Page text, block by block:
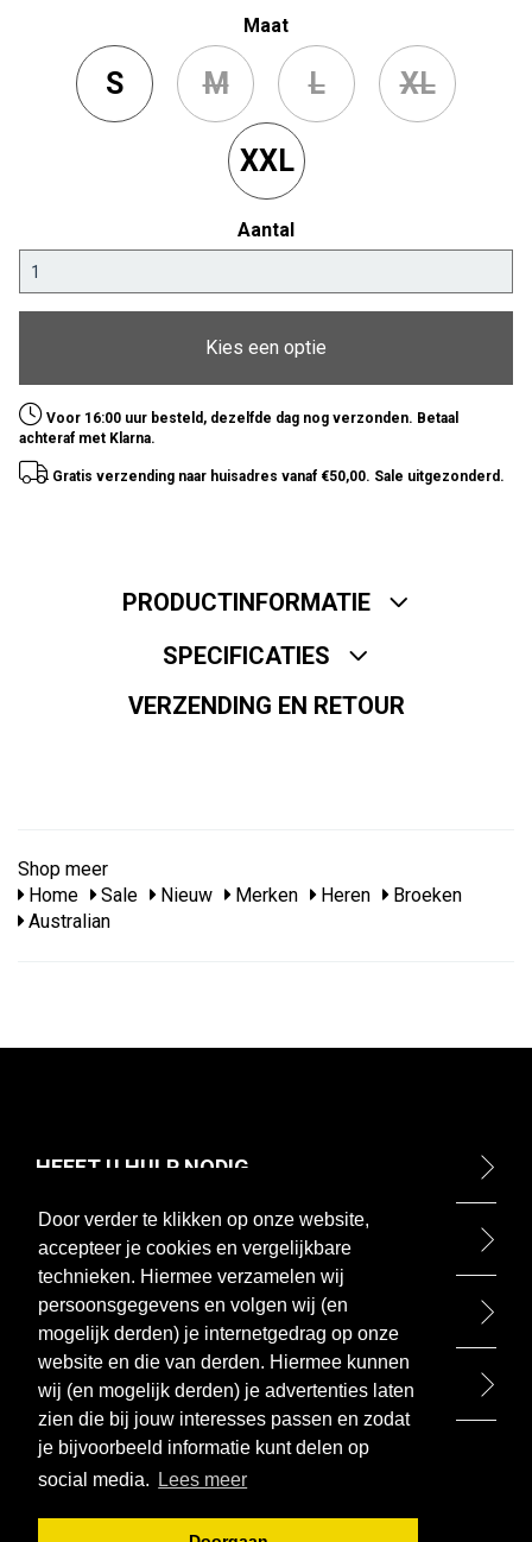
Door verder te klikken op onze website,
accepteer je cookies en vergelijkbare
technieken. Hiermee verzamelen wij
persoonsgegevens en volgen wij (en
mogelijk derden) je internetgedrag op onze
website en die van derden. Hiermee kunnen
wij (en mogelijk derden) je advertenties laten
zien die bij jouw interesses passen en zodat
je bijvoorbeeld informatie kunt delen op
social media.
Lees meer
Maat
S M L XL
XXL
Aantal
Kies een optie
Voor 16:00 uur besteld, dezelfde dag nog verzonden. Betaal
achteraf met Klarna.
Gratis verzending naar huisadres vanaf €50,00. Sale uitgezonderd.
PRODUCTINFORMATIE
SPECIFICATIES
VERZENDING EN RETOUR
Shop meer
Home
Sale Nieuw Merken Heren
Broeken
Australian
HEEFT U HULP NODIG
ONTDEK
BETAALMETHODEN
BEZOEK ONZE WINKEL